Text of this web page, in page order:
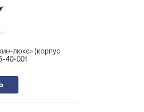
люкс» (корпус
40-001